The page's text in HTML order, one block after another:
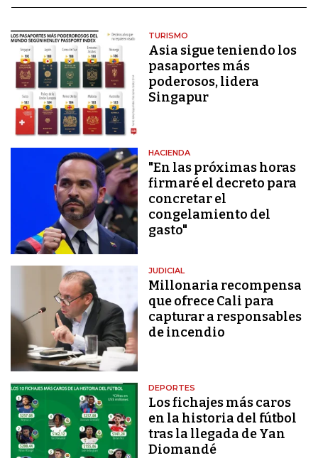
TURISMO
Asia sigue teniendo los
pasaportes más
poderosos, lidera
Singapur
HACIENDA
"En las próximas horas
firmaré el decreto para
concretar el
congelamiento del
gasto"
JUDICIAL
Millonaria recompensa
que ofrece Cali para
capturar a responsables
de incendio
DEPORTES
Los fichajes más caros
en la historia del fútbol
tras la llegada de Yan
Diomandé